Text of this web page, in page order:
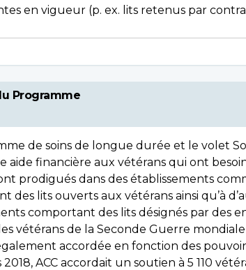
en vigueur (p. ex. lits retenus par
Programme
de soins de longue durée et le volet
aide financière aux vétérans qui ont
prodigués dans des établissements
des lits ouverts aux vétérans ainsi qu’à
comportant des lits désignés par des
vétérans de la Seconde Guerre
accordée en fonction des
2018, ACC accordait un soutien à 5 110